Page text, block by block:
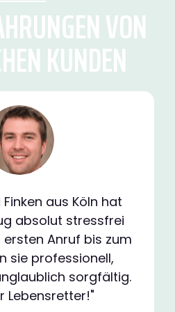
VON
KUNDEN
aus Köln hat
absolut stressfrei
Anruf bis zum
sie professionell,
sorgfältig.
Lebensretter!"